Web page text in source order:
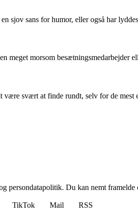
sjov sans for humor, eller også har
meget morsom
svært at finde rundt, selv for de
persondatapolitik. Du kan nemt
TikTok Mail
RSS